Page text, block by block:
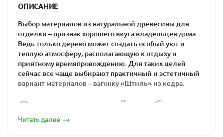
ОПИСАНИЕ
Выбор материалов из натуральной древесины для
отделки – признак хорошего вкуса владельцев дома.
Ведь только дерево может создать особый уют и
теплую атмосферу, располагающую к отдыху и
приятному времяпровождению. Для таких целей
сейчас все чаще выбирают практичный и эстетичный
вариант материалов – вагонку «Штиль» из кедра.
Оптимальный выбор
для загородного дома
Читать далее